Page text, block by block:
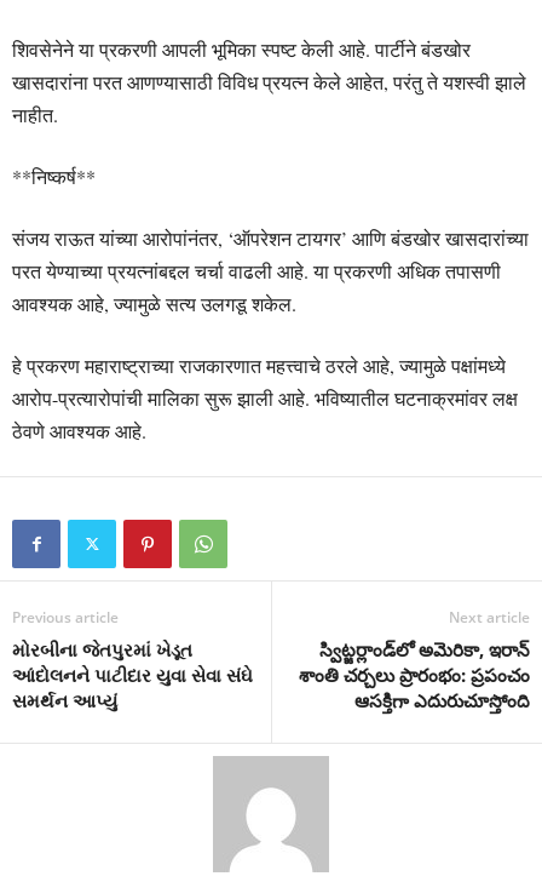
शिवसेनेने या प्रकरणी आपली भूमिका स्पष्ट केली आहे. पार्टीने बंडखोर
खासदारांना परत आणण्यासाठी विविध प्रयत्न केले आहेत, परंतु ते यशस्वी झाले
नाहीत.
**निष्कर्ष**
संजय राऊत यांच्या आरोपांनंतर, ‘ऑपरेशन टायगर’ आणि बंडखोर खासदारांच्या
परत येण्याच्या प्रयत्नांबद्दल चर्चा वाढली आहे. या प्रकरणी अधिक तपासणी
आवश्यक आहे, ज्यामुळे सत्य उलगडू शकेल.
हे प्रकरण महाराष्ट्राच्या राजकारणात महत्त्वाचे ठरले आहे, ज्यामुळे पक्षांमध्ये
आरोप-प्रत्यारोपांची मालिका सुरू झाली आहे. भविष्यातील घटनाक्रमांवर लक्ष
ठेवणे आवश्यक आहे.
Previous article
મોરબીના જેતપુરમાં ખેડૂત
આંદોલનને પાટીદાર યુવા સેવા સંઘે
સમર્થન આપ્યું
Next article
స్విట్జర్లాండ్‌లో అమెరికా, ఇరాన్
శాంతి చర్చలు ప్రారంభం: ప్రపంచం
ఆసక్తిగా ఎదురుచూస్తోంది